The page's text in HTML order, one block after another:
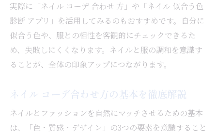
実際に「ネイル コーデ 合わせ 方」や「ネイル 似合う色
診断 アプリ」を活用してみるのもおすすめです。自分に
似合う色や、服との相性を客観的にチェックできるた
め、失敗しにくくなります。ネイルと服の調和を意識す
ることが、全体の印象アップにつながります。
ネイル コーデ合わせ方の基本を徹底解説
ネイルとファッションを自然にマッチさせるための基本
は、「色・質感・デザイン」の3つの要素を意識すること